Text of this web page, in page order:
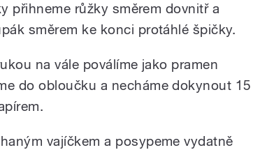
přihneme růžky směrem dovnitř a
směrem ke konci protáhlé špičky.
na vále poválíme jako pramen
do obloučku a necháme dokynout 15
vajíčkem a posypeme vydatně